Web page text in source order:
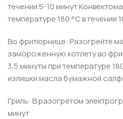
течении 5-10 минут
температуре 180 °С в течении
Во фритюрнице: Разогрейте
замороженную котлету во
3,5 минуты при температуре
излишки масла бумажной
Гриль: В разогретом
минут